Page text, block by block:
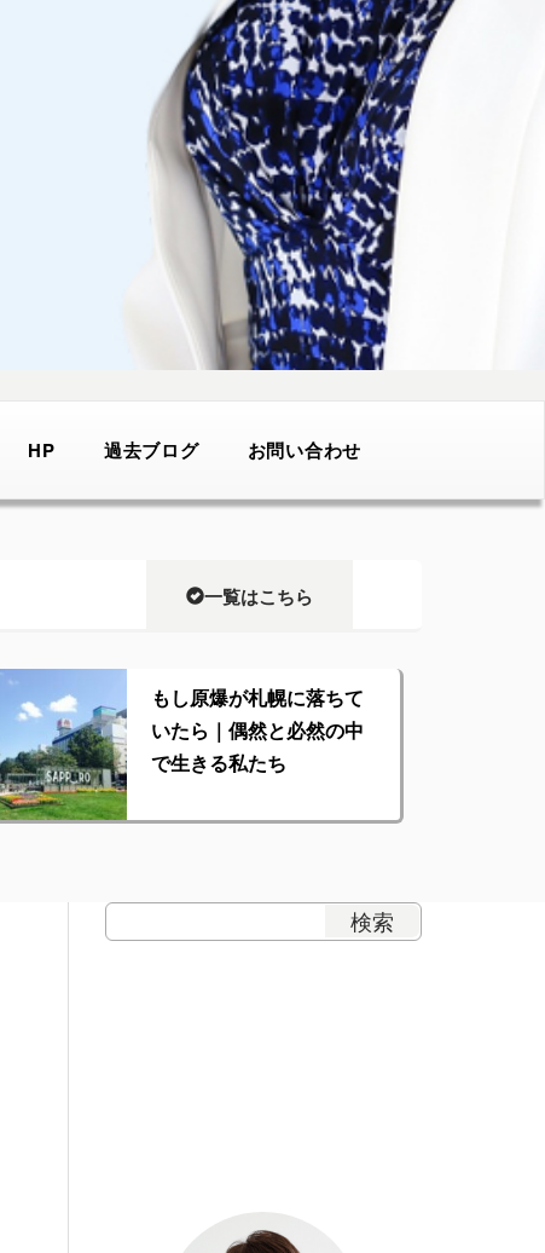
HP 過去ブログ お問い合わせ
一覧はこちら
もし原爆が札幌に落ちて
いたら｜偶然と必然の中
で生きる私たち